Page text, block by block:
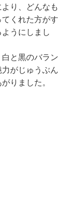
り、どんなも
くれた方がす
うにしまし
と黒のバラン
がじゅうぶん
りました。